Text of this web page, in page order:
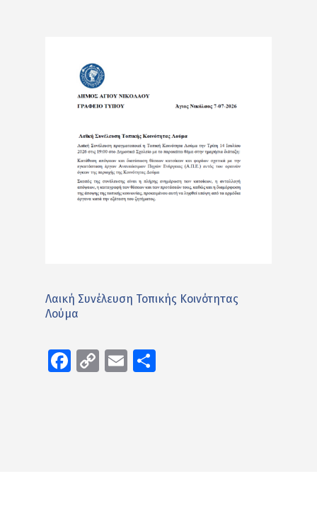
Λαική Συνέλευση Τοπικής Κοινότητας
Λούμα
Facebook
CopyEmail